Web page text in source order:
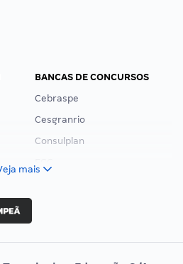
BANCAS DE CONCURSOS
Cebraspe
Cesgranrio
Consulplan
mais